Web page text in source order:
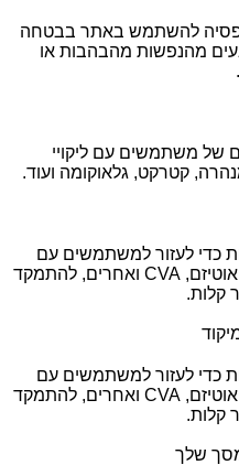
להשתמש באתר בבטחה
מהנפשות מהבהבות או
של משתמשים עם ליקויי
קטרקט, גלאוקומה ועוד.
כדי לעזור למשתמשים עם
ליקויים קוגניטיביים כגון דיסלקציה, אוטיזם, CVA ואחרים, להתמקד
קלות.
כדי לעזור למשתמשים עם
ליקויים קוגניטיביים כגון דיסלקציה, אוטיזם, CVA ואחרים, להתמקד
קלות.
שלך